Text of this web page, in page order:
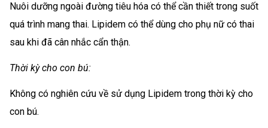
Nuôi dưỡng ngoài đường tiêu hóa có thể cần thiết trong suốt
quá trình mang thai. Lipidem có thể dùng cho phụ nữ có thai
sau khi đã cân nhắc cẩn thận.
Thời kỳ cho con bú:
Không có nghiên cứu về sử dụng Lipidem trong thời kỳ cho
con bú.